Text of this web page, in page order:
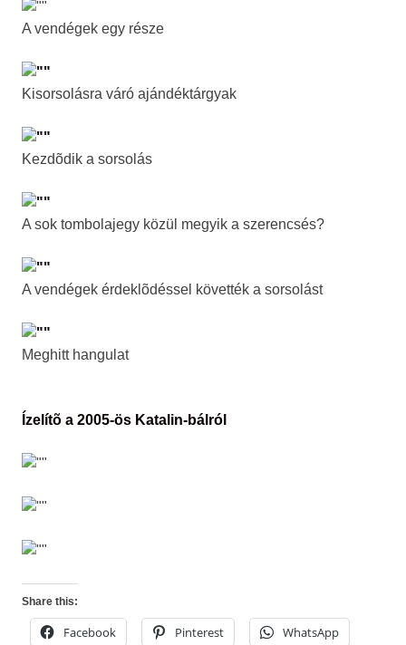
A vendégek egy része
Kisorsolásra váró ajándéktárgyak
Kezdõdik a sorsolás
A sok tombolajegy közül megyik a szerencsés?
A vendégek érdeklõdéssel követték a sorsolást
Meghitt hangulat
Ízelítõ a 2005-ös Katalin-bálról
Share this:
Facebook Pinterest WhatsApp